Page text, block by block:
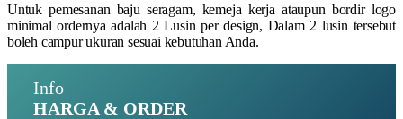
Untuk pemesanan baju seragam, kemeja kerja ataupun bordir logo
minimal ordernya adalah 2 Lusin per design, Dalam 2 lusin tersebut
boleh campur ukuran sesuai kebutuhan Anda.
Info
HARGA & ORDER